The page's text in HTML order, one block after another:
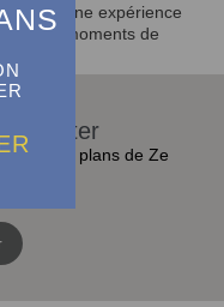
Une expérience
vos moments de
et bons plans de Ze